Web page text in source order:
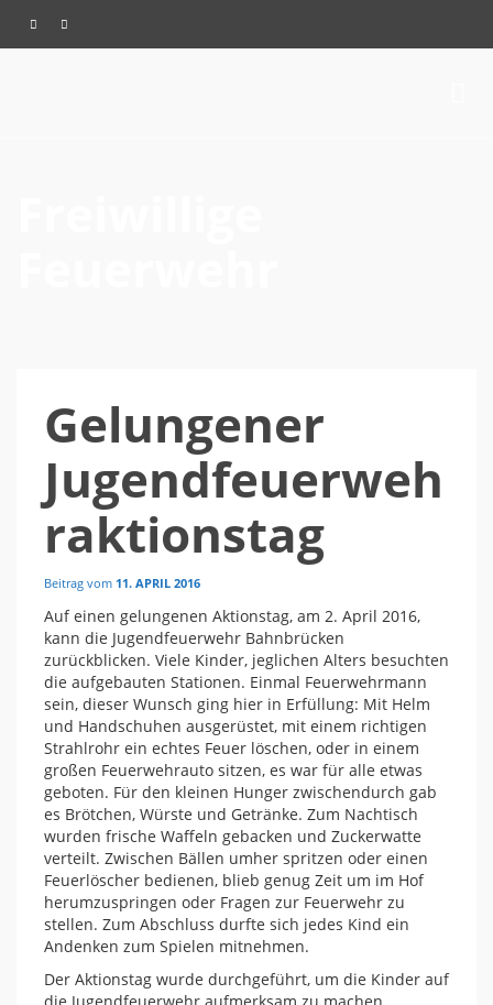
Gelungener
Jugendfeuerweh
raktionstag
Beitrag vom 11. APRIL 2016
Auf einen gelungenen Aktionstag, am 2. April 2016,
kann die Jugendfeuerwehr Bahnbrücken
zurückblicken. Viele Kinder, jeglichen Alters besuchten
die aufgebauten Stationen. Einmal Feuerwehrmann
sein, dieser Wunsch ging hier in Erfüllung: Mit Helm
und Handschuhen ausgerüstet, mit einem richtigen
Strahlrohr ein echtes Feuer löschen, oder in einem
großen Feuerwehrauto sitzen, es war für alle etwas
geboten. Für den kleinen Hunger zwischendurch gab
es Brötchen, Würste und Getränke. Zum Nachtisch
wurden frische Waffeln gebacken und Zuckerwatte
verteilt. Zwischen Bällen umher spritzen oder einen
Feuerlöscher bedienen, blieb genug Zeit um im Hof
herumzuspringen oder Fragen zur Feuerwehr zu
stellen. Zum Abschluss durfte sich jedes Kind ein
Andenken zum Spielen mitnehmen.
Der Aktionstag wurde durchgeführt, um die Kinder auf